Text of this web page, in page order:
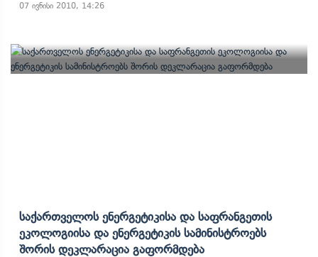
07 ივნისი 2010, 14:26
Საქართველოს Ენერგეტიკისა Და Საფრანგეთის
Ეკოლოგიისა Და Ენერგეტიკის Სამინისტროებს
Შორის Დეკლარაცია Გაფორმდება